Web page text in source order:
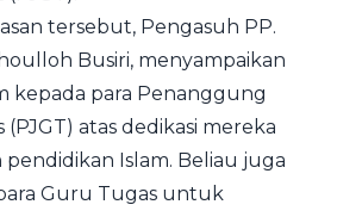
tersebut, Pengasuh PP.
Busiri, menyampaikan
kepada para Penanggung
atas dedikasi mereka
Islam. Beliau juga
Guru Tugas untuk